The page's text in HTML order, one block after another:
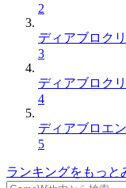
2
ディアブロク
3
ディアブロク
4
ディアブロエ
5
ランキングをもっと